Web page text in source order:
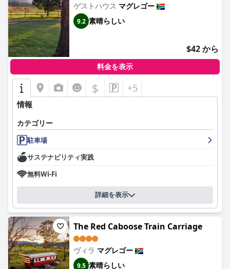
ゲストハウス マグレゴー
9.2 素晴らしい
$42 から
料金を表示
$ +5
情報
カテゴリー
駐車場
サステナビリティ実践
無料Wi-Fi
詳細を表示
The Red Caboose Train Carriage
ヴィラ マグレゴー
9.5 素晴らしい